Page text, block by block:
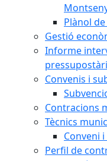
Plànol
Gestió
Informe
Convenis i
Contracions
Tècnics
Conveni
Perfil de